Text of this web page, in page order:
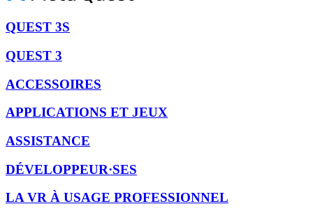
QUEST 3S
QUEST 3
ACCESSOIRES
APPLICATIONS ET JEUX
ASSISTANCE
DÉVELOPPEUR·SES
LA VR À USAGE PROFESSIONNEL